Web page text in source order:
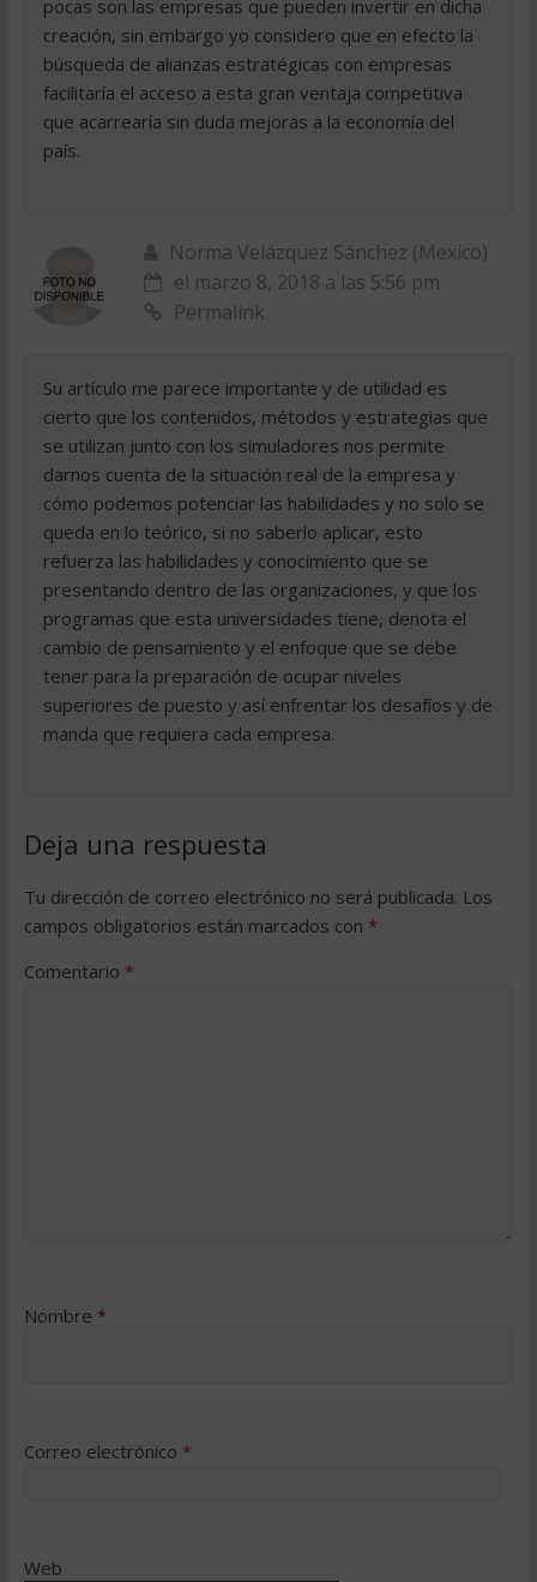
pocas son las empresas que pueden invertir en dicha
creación, sin embargo yo considero que en efecto la
búsqueda de alianzas estratégicas con empresas
facilitaría el acceso a esta gran ventaja competitiva
que acarrearía sin duda mejoras a la economía del
país.
Norma Velázquez Sánchez (Mexico)
el marzo 8, 2018 a las 5:56 pm
Permalink
Su artículo me parece importante y de utilidad es
cierto que los contenidos, métodos y estrategias que
se utilizan junto con los simuladores nos permite
darnos cuenta de la situación real de la empresa y
cómo podemos potenciar las habilidades y no solo se
queda en lo teórico, si no saberlo aplicar, esto
refuerza las habilidades y conocimiento que se
presentando dentro de las organizaciones, y que los
programas que esta universidades tiene, denota el
cambio de pensamiento y el enfoque que se debe
tener para la preparación de ocupar niveles
superiores de puesto y así enfrentar los desafíos y de
manda que requiera cada empresa.
Deja una respuesta
Tu dirección de correo electrónico no será publicada. Los
campos obligatorios están marcados con *
Comentario *
Nombre *
Correo electrónico *
Web